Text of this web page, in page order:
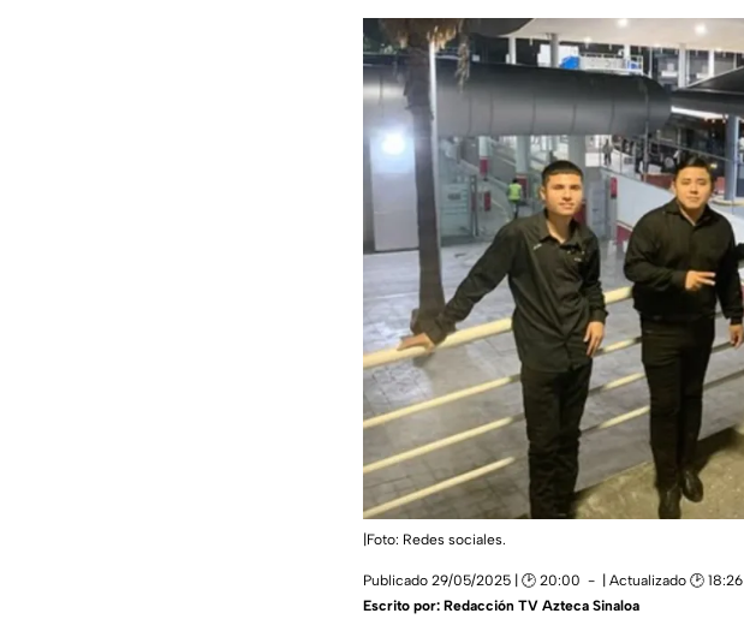
|Foto: Redes sociales.
Publicado 29/05/2025 | 🕑 20:00 | Actualizado 🕑 18:26
Escrito por: Redacción TV Azteca Sinaloa